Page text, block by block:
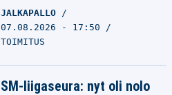
JALKAPALLO
07.08.2026 - 17:50
TOIMITUS
SM-liigaseura: nyt oli nolo